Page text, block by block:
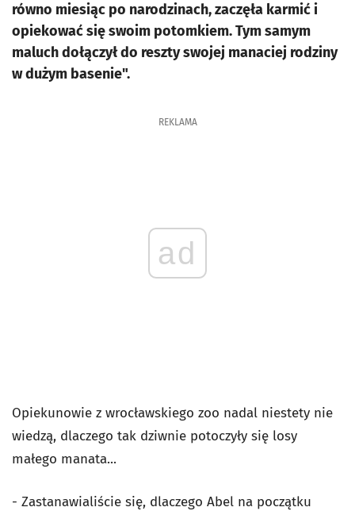
równo miesiąc po narodzinach, zaczęła karmić i
opiekować się swoim potomkiem. Tym samym
maluch dołączył do reszty swojej manaciej rodziny
w dużym basenie".
REKLAMA
ad
Opiekunowie z wrocławskiego zoo nadal niestety nie
wiedzą, dlaczego tak dziwnie potoczyły się losy
małego manata...
- Zastanawialiście się, dlaczego Abel na początku